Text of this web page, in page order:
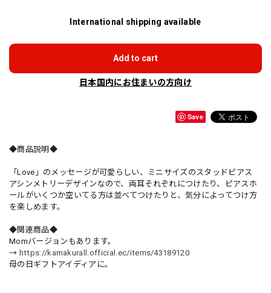
International shipping available
Add to cart
日本国内にお住まいの方向け
Save
◆商品説明◆
「Love」のメッセージが可愛らしい、ミニサイズのスタッドピアス
アシンメトリーデザインなので、両耳それぞれにつけたり、ピアスホ
ールがいくつか空いてる方は並べてつけたりと、気分によってつけ方
を楽しめます。
◆関連商品◆
Momバージョンもあります。
→ https://kamakurall.official.ec/items/43189120
母の日ギフトアイディアに。